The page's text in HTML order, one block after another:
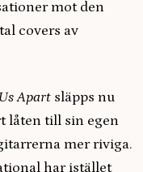
mot den
covers av
Apart släpps nu
låten till sin egen
mer riviga.
har istället